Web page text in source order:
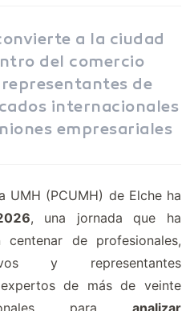
a la ciudad
del comercio
de
internacionales
empresariales
UMH (PCUMH) de Elche ha
, una jornada que ha
de profesionales,
y representantes
de más de veinte
para analizar